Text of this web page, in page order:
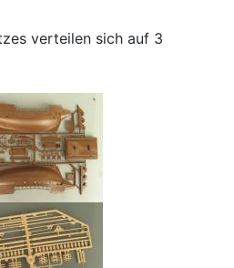
verteilen sich auf 3